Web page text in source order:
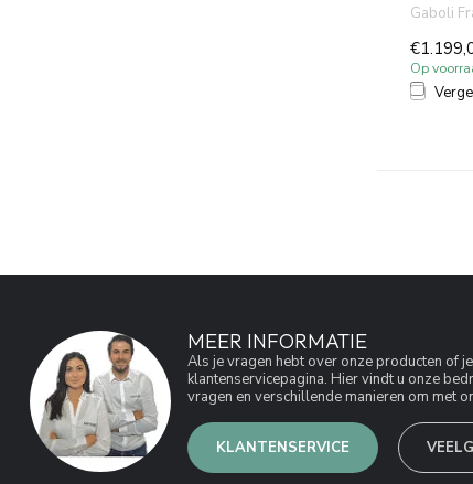
Gaboli
Op
MEER INFORMATIE
Als je vragen hebt over onze producten of
klantenservicepagina. Hier vindt u onze
vragen en verschillende manieren om met
KLANTENSERVICE